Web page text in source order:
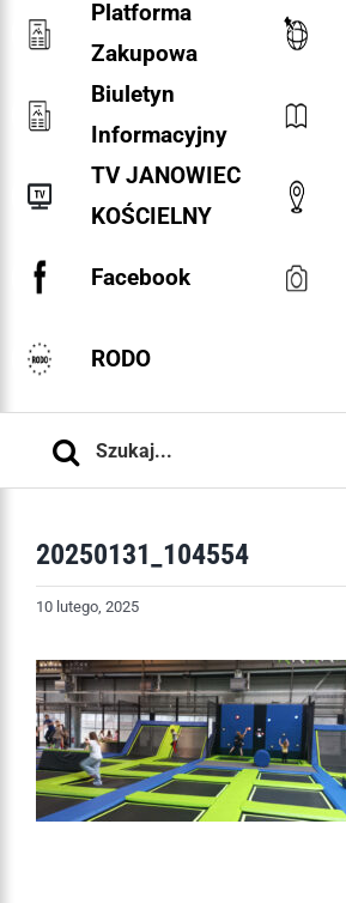
Platforma
Zakupowa
Biuletyn
Informacyjny
TV JANOWIEC
KOŚCIELNY
Facebook
RODO
20250131_104554
10 lutego, 2025